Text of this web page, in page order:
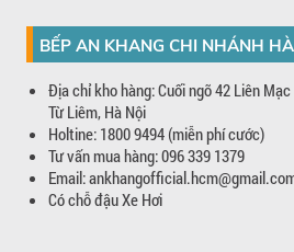
BẾP AN KHANG CHI NHÁNH
Địa chỉ kho hàng: Cuối ngõ 42 Liên
Từ Liêm, Hà Nội
Holtine: 1800 9494 (miễn phí cước)
Tư vấn mua hàng: 096 339 1379
Email:
Có chỗ đậu Xe Hơi